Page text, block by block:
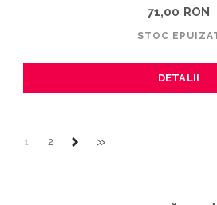
71,00 RON
STOC
DETALII
1 2 »